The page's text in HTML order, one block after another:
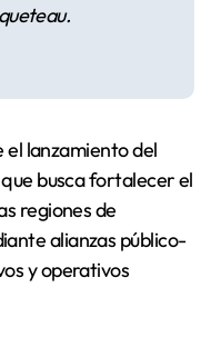
el lanzamiento del
busca fortalecer el
regiones de
alianzas público-
y operativos